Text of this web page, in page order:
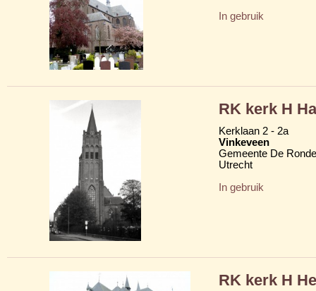
In gebruik
RK kerk H
Kerklaan 2 - 2a
Vinkeveen
Gemeente De
Utrecht
In gebruik
RK kerk H